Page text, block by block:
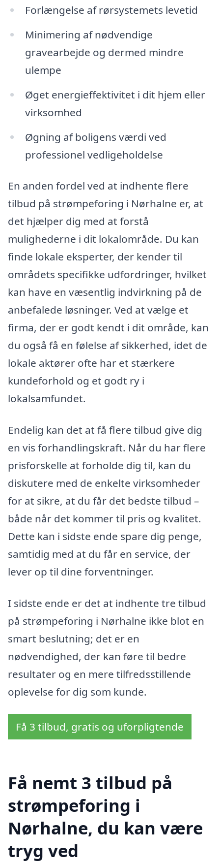
Forlængelse af rørsystemets levetid
Minimering af nødvendige
gravearbejde og dermed mindre
ulempe
Øget energieffektivitet i dit hjem eller
virksomhed
Øgning af boligens værdi ved
professionel vedligeholdelse
En anden fordel ved at indhente flere
tilbud på strømpeforing i Nørhalne er, at
det hjælper dig med at forstå
mulighederne i dit lokalområde. Du kan
finde lokale eksperter, der kender til
områdets specifikke udfordringer, hvilket
kan have en væsentlig indvirkning på de
anbefalede løsninger. Ved at vælge et
firma, der er godt kendt i dit område, kan
du også få en følelse af sikkerhed, idet de
lokale aktører ofte har et stærkere
kundeforhold og et godt ry i
lokalsamfundet.
Endelig kan det at få flere tilbud give dig
en vis forhandlingskraft. Når du har flere
prisforskelle at forholde dig til, kan du
diskutere med de enkelte virksomheder
for at sikre, at du får det bedste tilbud –
både når det kommer til pris og kvalitet.
Dette kan i sidste ende spare dig penge,
samtidig med at du får en service, der
lever op til dine forventninger.
I sidste ende er det at indhente tre tilbud
på strømpeforing i Nørhalne ikke blot en
smart beslutning; det er en
nødvendighed, der kan føre til bedre
resultater og en mere tilfredsstillende
oplevelse for dig som kunde.
Få 3 tilbud, gratis og uforpligtende
Få nemt 3 tilbud på
strømpeforing i
Nørhalne, du kan være
tryg ved